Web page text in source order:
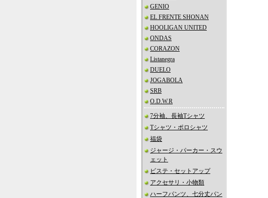
GENIO
EL FRENTE SHONAN
HOOLIGAN UNITED
ONDAS
CORAZON
Listanegra
DUELO
JOGABOLA
SRB
O.D.W.R
7分袖、長袖Tシャツ
Tシャツ・ポロシャツ
福袋
ジャージ・パーカー・スウ
ェット
ビステ・セットアップ
アクセサリ・小物類
ハーフパンツ、七分丈パン